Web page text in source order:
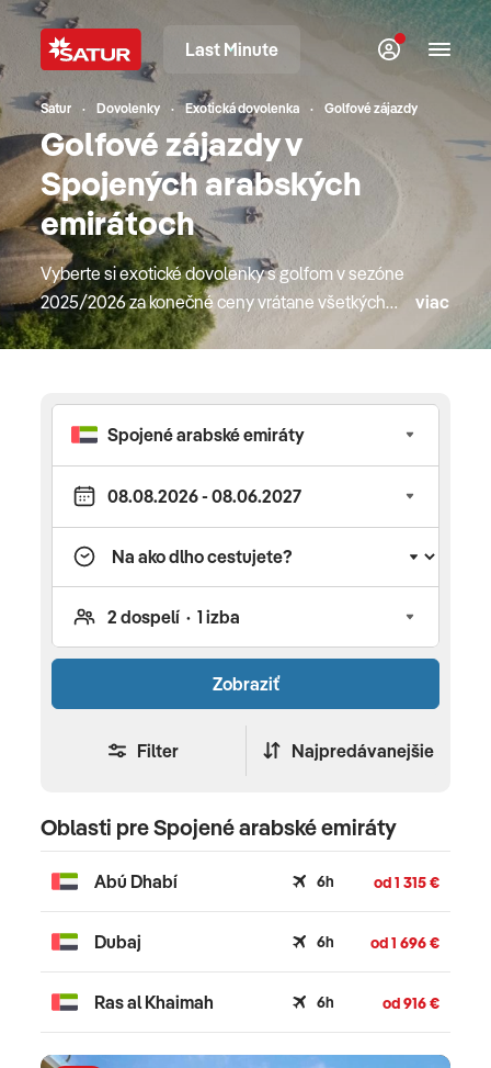
Last Minute
Satur Dovolenky Exotická dovolenka Golfové zájazdy
Golfové zájazdy v
Spojených arabských
emirátoch
Vyberte si exotické dovolenky s golfom v sezóne
2025/2026 za konečné ceny vrátane všetkých
poplatkov. V našej ponuke nájdete obľúbené
Dovolenkujte v overených a kvalitných hoteloch,
ktoré ponúkajú špičkový golfový servis. Do exotiky
lietame na pravidelných letoch priamo z Bratislavy,
Košíc alebo Viedne, či Budapešti. V ponuke nájdete
aj termíny jesenných a jarných prázdnin, Vianoc a
Silvestra. O bezstarostnú dovolenku sa postarajú
naši delegáti, sprievodcovia a animátori.
viac
Oblasti pre Spojené arabské emiráty
Abú Dhabí 6h od 1 315 €
Dubaj 6h od 1 696 €
Ras al Khaimah 6h od 916 €
Zobraziť
Filter Najpredávanejšie